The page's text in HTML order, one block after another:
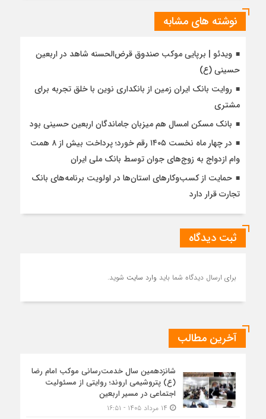
نوشته های مشابه
ویدئو | برپایی موکب صندوق قرض‌الحسنه شاهد در اربعین
حسینی (ع)
روایت بانک ایران زمین از بانکداری نوین با خلق تجربه برای
مشتری
بانک مسکن امسال هم میزبان جاماندگان اربعین حسینی بود
در چهار ماه نخست ۱۴۰۵ رقم خورد؛ پرداخت بیش از ۸ همت
وام ازدواج به زوج‌های جوان توسط بانک ملی ایران
حمایت از کسب‌وکارهای استان‌ها در اولویت برنامه‌های بانک
تجارت قرار دارد
ثبت دیدگاه
برای ارسال دیدگاه شما باید وارد سایت شوید.
آخرین مطالب
شانزدهمین سال خدمت‌رسانی موکب امام رضا
(ع) پتروشیمی اروند؛ روایتی از مسئولیت
اجتماعی در مسیر اربعین